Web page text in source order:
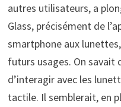
autres utilisateurs, a
Glass, précisément de
smartphone aux
futurs usages. On savait
d’interagir avec les
tactile. Il semblerait, en